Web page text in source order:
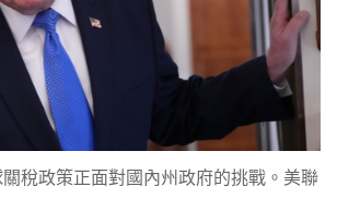
稅政策正面對國內州政府的挑戰。美聯